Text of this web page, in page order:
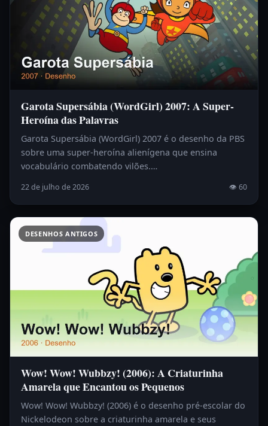
Garota Supersábia (WordGirl) 2007: A Super-
Heroína das Palavras
Garota Supersábia (WordGirl) 2007 é o desenho da PBS
sobre uma super-heroína alienígena que ensina
vocabulário combatendo vilões.…
22 de julho de 2026 👁 60
DESENHOS ANTIGOS
Wow! Wow! Wubbzy! (2006): A Criaturinha
Amarela que Encantou os Pequenos
Wow! Wow! Wubbzy! (2006) é o desenho pré-escolar do
Nickelodeon sobre a criaturinha amarela e seus